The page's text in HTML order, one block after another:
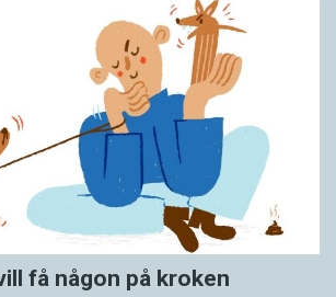
få någon på kroken